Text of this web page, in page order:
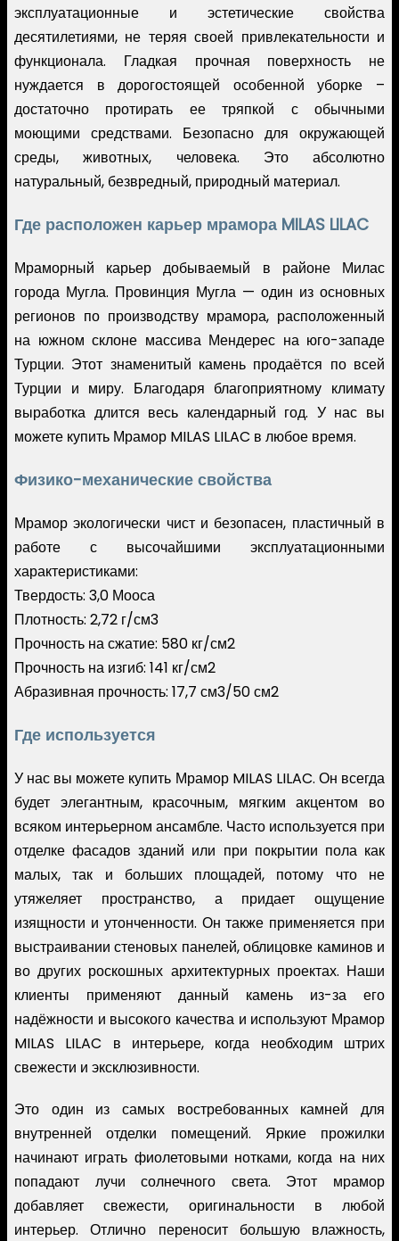
эксплуатационные и эстетические свойства
десятилетиями, не теряя своей привлекательности и
функционала. Гладкая прочная поверхность не
нуждается в дорогостоящей особенной уборке –
достаточно протирать ее тряпкой с обычными
моющими средствами. Безопасно для окружающей
среды, животных, человека. Это абсолютно
натуральный, безвредный, природный материал.
Где расположен карьер мрамора MILAS LILAC
Мраморный карьер добываемый в районе Милас
города Мугла. Провинция Мугла — один из основных
регионов по производству мрамора, расположенный
на южном склоне массива Мендерес на юго-западе
Турции. Этот знаменитый камень продаётся по всей
Турции и миру. Благодаря благоприятному климату
выработка длится весь календарный год. У нас вы
можете купить Мрамор MILAS LILAC в любое время.
Физико-механические свойства
Мрамор экологически чист и безопасен, пластичный в
работе с высочайшими эксплуатационными
характеристиками:
Твердость: 3,0 Мооса
Плотность: 2,72 г/см3
Прочность на сжатие: 580 кг/см2
Прочность на изгиб: 141 кг/см2
Абразивная прочность: 17,7 см3/50 см2
Где используется
У нас вы можете купить Мрамор MILAS LILAC. Он всегда
будет элегантным, красочным, мягким акцентом во
всяком интерьерном ансамбле. Часто используется при
отделке фасадов зданий или при покрытии пола как
малых, так и больших площадей, потому что не
утяжеляет пространство, а придает ощущение
изящности и утонченности. Он также применяется при
выстраивании стеновых панелей, облицовке каминов и
во других роскошных архитектурных проектах. Наши
клиенты применяют данный камень из-за его
надёжности и высокого качества и используют Мрамор
MILAS LILAC в интерьере, когда необходим штрих
свежести и эксклюзивности.
Это один из самых востребованных камней для
внутренней отделки помещений. Яркие прожилки
начинают играть фиолетовыми нотками, когда на них
попадают лучи солнечного света. Этот мрамор
добавляет свежести, оригинальности в любой
интерьер. Отлично переносит большую влажность,